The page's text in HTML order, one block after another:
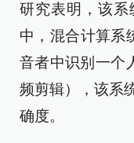
研究表明，该系
中，混合计算系
音者中识别一个
频剪辑），该系
确度。